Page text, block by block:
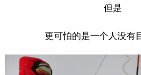
但是
更可怕的是一个人没有